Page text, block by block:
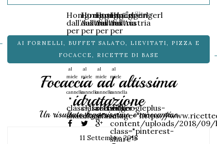
Share
Honigreingerl
dall’Austria
per
colazione
Soffici
dolcetti
al
miele
e
cannella
"
class="facebook-
share">
Honigreingerl
dall’Austria
per
colazione
Soffici
dolcetti
al
miele
e
cannella
"
class="twitter-
share">
Honigreingerl
dall’Austria
per
colazione
Soffici
dolcetti
al
miele
e
cannella
"
class="googleplus-
share">
Honigreingerl
dall’Austria
per
colazione
Soffici
dolcetti
al
miele
e
cannella
"
data-
image="https://
content/uploads/2018/09/
class="pinterest-
share">
AI FORNELLI, BUFFET SALATO, LIEVITATI,
PIZZA E
FOCACCE , RICETTE DI BASE
Focaccia ad altissima
idratazione
Un risultato leggerissimo e croccantino
11 Settembre 2018